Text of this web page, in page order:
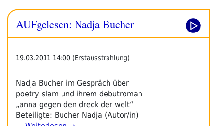
AUFgelesen: Nadja Bucher
19.03.2011 14:00 (Erstausstrahlung)
Nadja Bucher im Gespräch über
poetry slam und ihrem debutroman
„anna gegen den dreck der welt“
Beteiligte: Bucher Nadja (Autor/in)